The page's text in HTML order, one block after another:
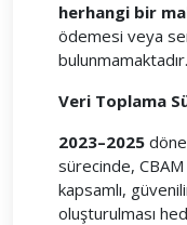
herhangi bir
ödemesi veya
bulunmamaktadır.
Veri Toplama
2023–2025
sürecinde,
kapsamlı,
oluşturulması